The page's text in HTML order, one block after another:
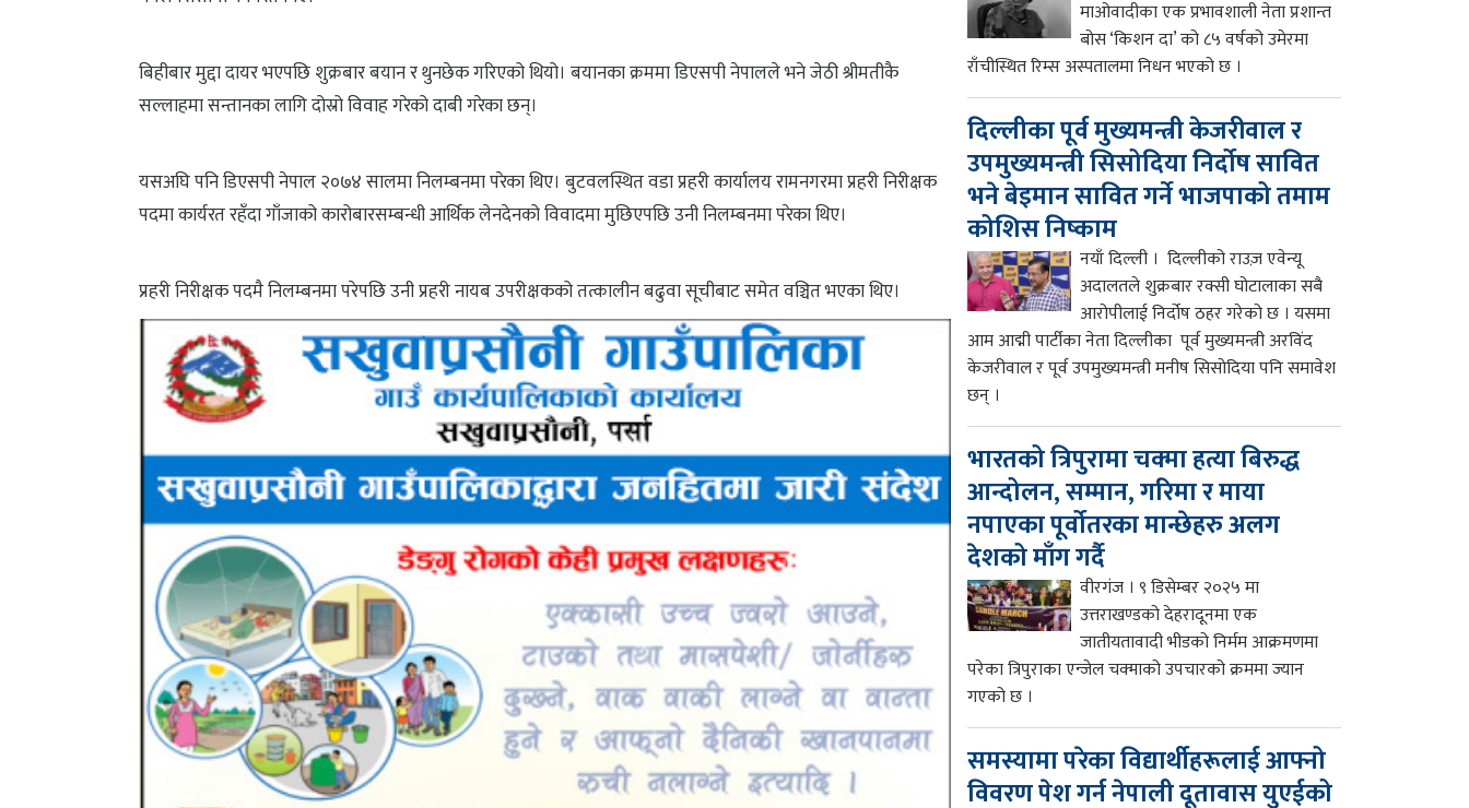
बिहीबार मुद्दा दायर भएपछि शुक्रबार बयान र थुनछेक गरिएको थियो। बयानका क्रममा डिएसपी नेपालले भने जेठी श्रीमतीकै
सल्लाहमा सन्तानका लागि दोस्रो विवाह गरेको दाबी गरेका छन्।
यसअघि पनि डिएसपी नेपाल २०७४ सालमा निलम्बनमा परेका थिए। बुटवलस्थित वडा प्रहरी कार्यालय रामनगरमा प्रहरी निरीक्षक
पदमा कार्यरत रहँदा गाँजाको कारोबारसम्बन्धी आर्थिक लेनदेनको विवादमा मुछिएपछि उनी निलम्बनमा परेका थिए।
प्रहरी निरीक्षक पदमै निलम्बनमा परेपछि उनी प्रहरी नायब उपरीक्षकको तत्कालीन बढुवा सूचीबाट समेत वञ्चित भएका थिए।
माओवादीका एक प्रभावशाली नेता प्रशान्त
बोस ‘किशन दा’ को ८५ वर्षको उमेरमा
राँचीस्थित रिम्स अस्पतालमा निधन भएको छ ।
दिल्लीका पूर्व मुख्यमन्त्री केजरीवाल र
उपमुख्यमन्त्री सिसोदिया निर्दोष सावित
भने बेइमान सावित गर्ने भाजपाको तमाम
कोशिस निष्काम
नयाँ दिल्ली । दिल्लीको राउज़ एवेन्यू
अदालतले शुक्रबार रक्सी घोटालाका सबै
आरोपीलाई निर्दोष ठहर गरेको छ । यसमा
आम आद्मी पार्टीका नेता दिल्लीका पूर्व मुख्यमन्त्री अरविंद
केजरीवाल र पूर्व उपमुख्यमन्त्री मनीष सिसोदिया पनि समावेश
छन् ।
भारतको त्रिपुरामा चक्मा हत्या बिरुद्ध
आन्दोलन, सम्मान, गरिमा र माया
नपाएका पूर्वोतरका मान्छेहरु अलग
देशको माँग गर्दै
वीरगंज । ९ डिसेम्बर २०२५ मा
उत्तराखण्डको देहरादूनमा एक
जातीयतावादी भीडको निर्मम आक्रमणमा
परेका त्रिपुराका एन्जेल चक्माको उपचारको क्रममा ज्यान
गएको छ ।
समस्यामा परेका विद्यार्थीहरूलाई आफ्नो
विवरण पेश गर्न नेपाली दूतावास युएईको